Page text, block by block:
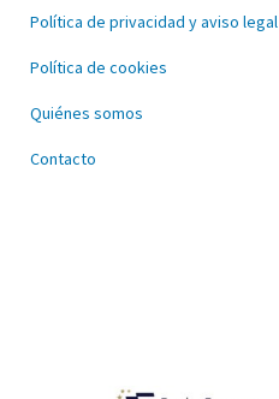
Política de privacidad y aviso legal
Política de cookies
Quiénes somos
Contacto